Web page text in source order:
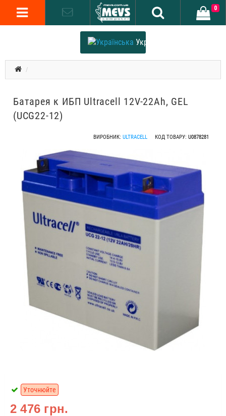
Українська
0
Батарея к ИБП Ultracell 12V-22Ah, GEL
(UCG22-12)
ВИРОБНИК: ULTRACELL КОД ТОВАРУ: U0878281
2 476 грн.
Уточнюйте